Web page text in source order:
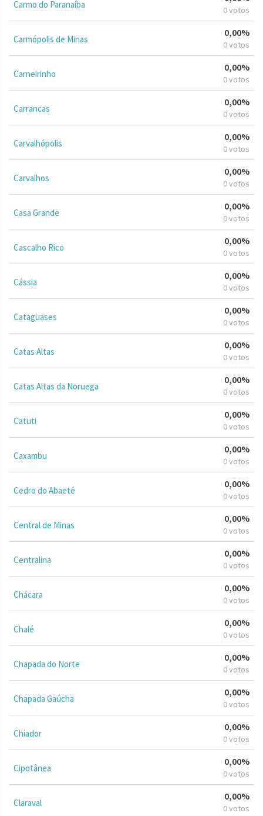
Carmo do Paranaíba 0 votos
Carmópolis de Minas
0,00%
0 votos
Carneirinho
0,00%
0 votos
Carrancas
0,00%
0 votos
Carvalhópolis
0,00%
0 votos
Carvalhos
0,00%
0 votos
Casa Grande
0,00%
0 votos
Cascalho Rico
0,00%
0 votos
Cássia
0,00%
0 votos
Cataguases
0,00%
0 votos
Catas Altas
0,00%
0 votos
Catas Altas da Noruega
0,00%
0 votos
Catuti
0,00%
0 votos
Caxambu
0,00%
0 votos
Cedro do Abaeté
0,00%
0 votos
Central de Minas
0,00%
0 votos
Centralina
0,00%
0 votos
Chácara
0,00%
0 votos
Chalé
0,00%
0 votos
Chapada do Norte
0,00%
0 votos
Chapada Gaúcha
0,00%
0 votos
Chiador
0,00%
0 votos
Cipotânea
0,00%
0 votos
Claraval
0,00%
0 votos